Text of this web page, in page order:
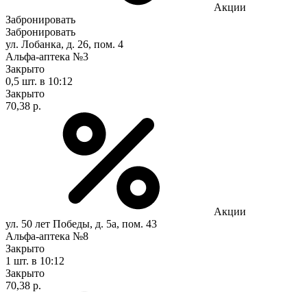
Акции
Забронировать
Забронировать
ул. Лобанка, д. 26, пом. 4
Альфа-аптека №3
Закрыто
0,5 шт. в 10:12
Закрыто
70,38 р.
Акции
ул. 50 лет Победы, д. 5а, пом. 43
Альфа-аптека №8
Закрыто
1 шт. в 10:12
Закрыто
70,38 р.